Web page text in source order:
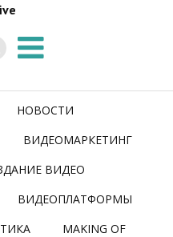
НОВОСТИ
ВИДЕОМАРКЕТИНГ
ВИДЕО
ВИДЕОПЛАТФОРМЫ
MAKING OF